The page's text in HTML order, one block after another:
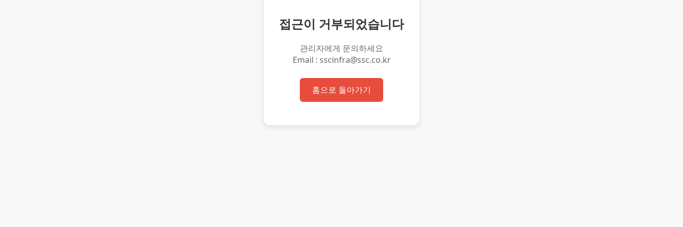
접근이 거부되었습니다
관리자에게 문의하세요
Email : sscinfra@ssc.co.kr
홈으로 돌아가기